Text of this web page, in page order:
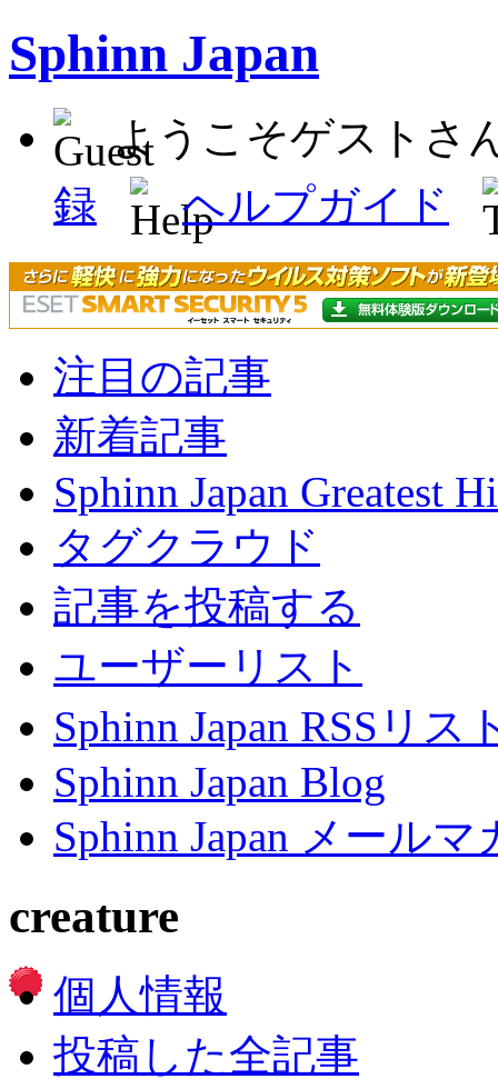
Sphinn Japan
ようこそゲスト
録
ヘルプガイド
注目の記事
新着記事
Sphinn Japan Greatest
タグクラウド
記事を投稿する
ユーザーリスト
Sphinn Japan RSSリス
Sphinn Japan Blog
Sphinn Japan メールマ
creature
個人情報
投稿した全記事